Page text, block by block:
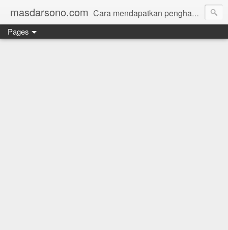
masdarsono.com Cara mendapatkan penghasilan dari internet untuk pemula
Pages